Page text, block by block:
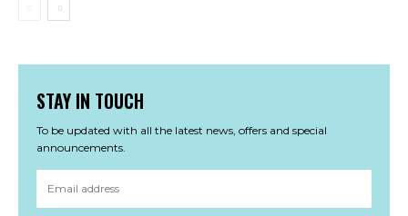
STAY IN TOUCH
To be updated with all the latest news, offers and special
announcements.